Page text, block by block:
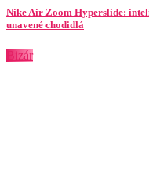
Nike Air Zoom Hyperslide:
unavené chodidlá
Bizár